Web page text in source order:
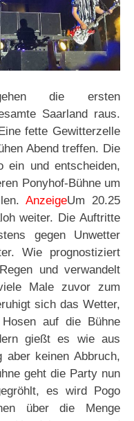
die ersten
Saarland raus.
fette Gewitterzelle
Abend treffen. Die
ein und entscheiden,
Ponyhof-Bühne um
AnzeigeUm 20.25
weiter. Die Auftritte
gegen Unwetter
Wie prognostiziert
und verwandelt
Male zuvor zum
sich das Wetter,
auf die Bühne
gießt es wie aus
keinen Abbruch,
geht die Party nun
es wird Pogo
über die Menge